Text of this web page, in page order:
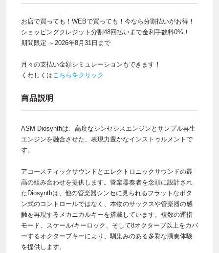
お店で買っても！WEBで買っても！今なら分割払いがお得！
ショッピングクレジット分割48回払いまで金利手数料0%！
期間限定 ～2026年8月31日まで
月々の支払い金額シミュレーションもできます！
くわしくはこちらをクリック
商品説明
ASM Diosynthは、高度なシンセシスエンジンとサンプル再生
エンジンを融合させた、表現力豊かなインストゥルメントで
す。
アコースティックサウンドとエレクトロニックサウンドの最
高の組み合わせを提供します。管楽器奏者を念頭に設計され
たDiosynthは、他の管楽器シンセに見られるフラットなボタ
ン式のコントロールではなく、本物のサックスや管楽器の感
触を再現するメカニカルキーを搭載しています。複数の運指
モード、スケール/キーロック、そして8オクターブ以上をカバ
ーするオクターブキーにより、馴染みのある多彩な演奏体験
を提供します。